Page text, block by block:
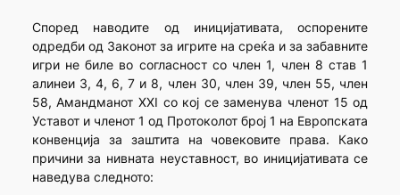
Според наводите од иницијативата, оспорените
одредби од Законот за игрите на среќа и за забавните
игри не биле во согласност со член 1, член 8 став 1
алинеи 3, 4, 6, 7 и 8, член 30, член 39, член 55, член
58, Амандманот XXI со кој се заменува членот 15 од
Уставот и членот 1 од Протоколот број 1 на Европската
конвенција за заштита на човековите права. Како
причини за нивната неуставност, во иницијативата се
наведува следното: